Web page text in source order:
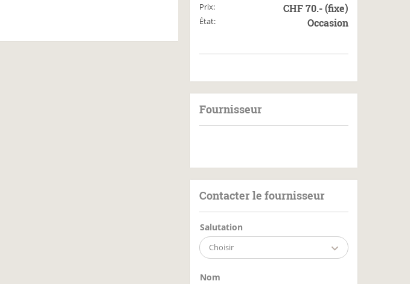
Prix: CHF 70.- (fixe)
État: Occasion
Fournisseur
Contacter le fournisseur
Salutation
Choisir
Nom